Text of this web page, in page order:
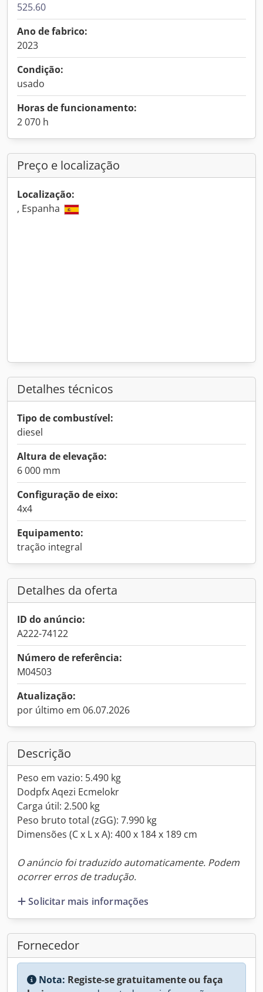
525.60
Ano de fabrico:
2023
Condição:
usado
Horas de funcionamento:
2 070 h
Preço e localização
Localização:
, Espanha
Detalhes técnicos
Tipo de combustível:
diesel
Altura de elevação:
6 000 mm
Configuração de eixo:
4x4
Equipamento:
tração integral
Detalhes da oferta
ID do anúncio:
A222-74122
Número de referência:
M04503
Atualização:
por último em 06.07.2026
Descrição
Peso em vazio: 5.490 kg
Dodpfx Aqezi Ecmelokr
Carga útil: 2.500 kg
Peso bruto total (zGG): 7.990 kg
Dimensões (C x L x A): 400 x 184 x 189 cm
O anúncio foi traduzido automaticamente. Podem
ocorrer erros de tradução.
Solicitar mais informações
Fornecedor
Nota: Registe-se gratuitamente ou faça